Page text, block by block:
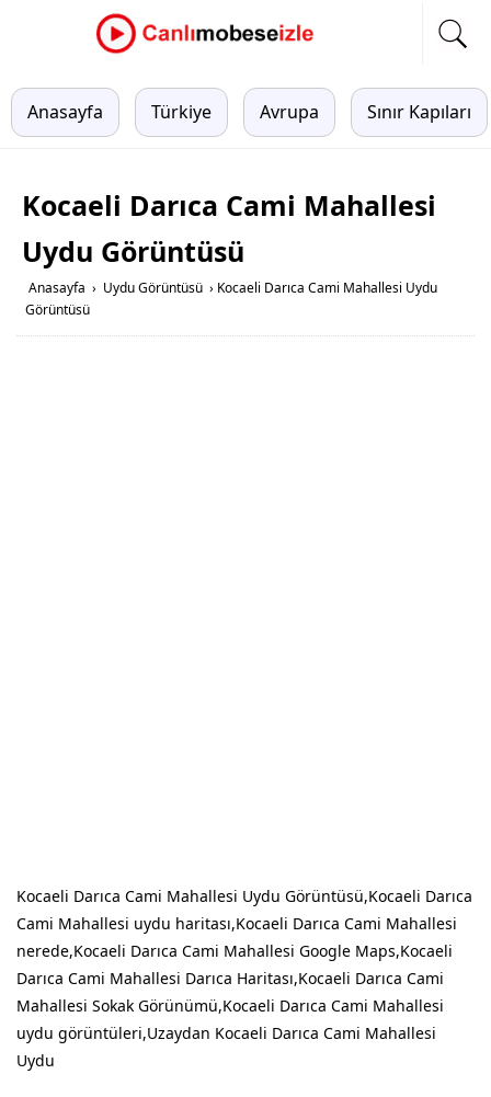
Anasayfa Türkiye Avrupa Sınır Kapıları
Kocaeli Darıca Cami Mahallesi
Uydu Görüntüsü
Anasayfa › Uydu Görüntüsü › Kocaeli Darıca Cami Mahallesi Uydu
Görüntüsü
Kocaeli Darıca Cami Mahallesi Uydu Görüntüsü,Kocaeli Darıca
Cami Mahallesi uydu haritası,Kocaeli Darıca Cami Mahallesi
nerede,Kocaeli Darıca Cami Mahallesi Google Maps,Kocaeli
Darıca Cami Mahallesi Darıca Haritası,Kocaeli Darıca Cami
Mahallesi Sokak Görünümü,Kocaeli Darıca Cami Mahallesi
uydu görüntüleri,Uzaydan Kocaeli Darıca Cami Mahallesi
Uydu